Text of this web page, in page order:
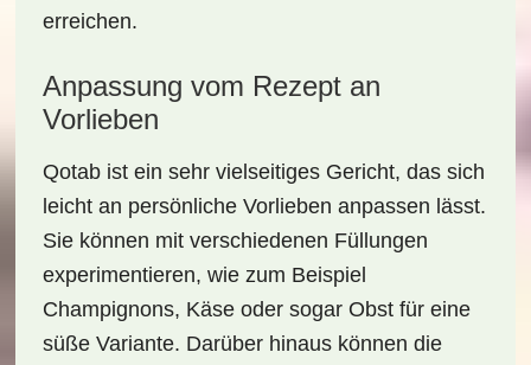
erreichen.
Anpassung vom Rezept an
Vorlieben
Qotab ist ein sehr vielseitiges Gericht, das sich
leicht an persönliche Vorlieben anpassen lässt.
Sie können mit verschiedenen Füllungen
experimentieren, wie zum Beispiel
Champignons, Käse oder sogar Obstfür eine
süße Variante. Darüber hinaus können die